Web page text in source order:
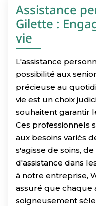
Assistance
Gilette :
vie
L'assistance
possibilité aux
précieuse au
vie est un choix
souhaitent garantir
Ces professionnels
aux besoins variés
s'agisse de soins,
d'assistance dans
à notre entreprise,
assuré que chaque
soigneusement